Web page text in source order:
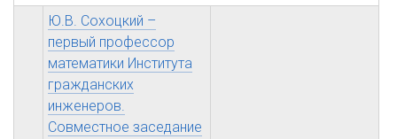
Ю.В. Сохоцкий –
первый профессор
математики Института
гражданских
инженеров.
Совместное заседание